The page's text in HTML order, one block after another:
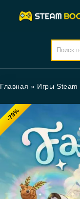
Главная » Игры Steam
-79%